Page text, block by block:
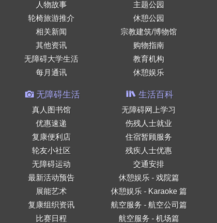
人物故事
轮椅旅游推介
相关新闻
其他资讯
无障碍大学生活
每月通讯
主题公园
休憩公园
宗教建筑/博物馆
购物指南
教育机构
休憩娱乐
无障碍生活
真人图书馆
优惠速递
复康便利店
轮友小社区
无障碍运动
最新活动预告
展能艺术
复康组织资讯
比赛日程
生活百科
无障碍网上学习
伤残人士就业
住宿暂顾服务
残疾人士优惠
交通安排
休憩娱乐 - 戏院篇
休憩娱乐 - Karaoke 篇
航空服务 - 航空公司篇
航空服务 - 机场篇